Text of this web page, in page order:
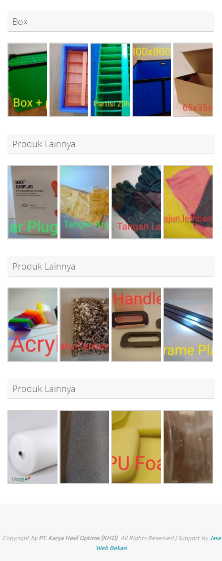
Box
Produk Lainnya
Produk Lainnya
Produk Lainnya
Copyright byPT. Karya Hasil Optima (KHO). All Rights Reserved | Support byJasa
Web Bekasi